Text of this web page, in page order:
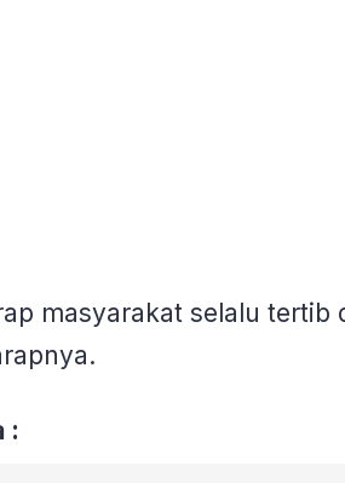
masyarakat selalu tertib
: